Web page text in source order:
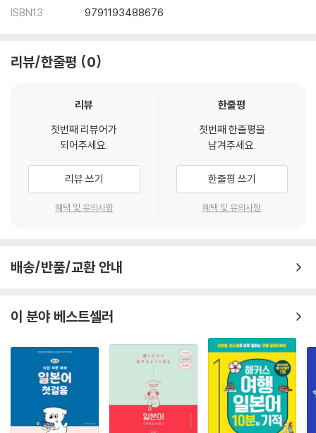
ISBN13
9791193488676
리뷰/한줄평 0
리뷰
첫번째 리뷰어가
되어주세요.
리뷰 쓰기
혜택 및 유의사항
한줄평
첫번째 한줄평을
남겨주세요.
한줄평 쓰기
혜택 및 유의사항
배송/반품/교환 안내
이 분야 베스트셀러